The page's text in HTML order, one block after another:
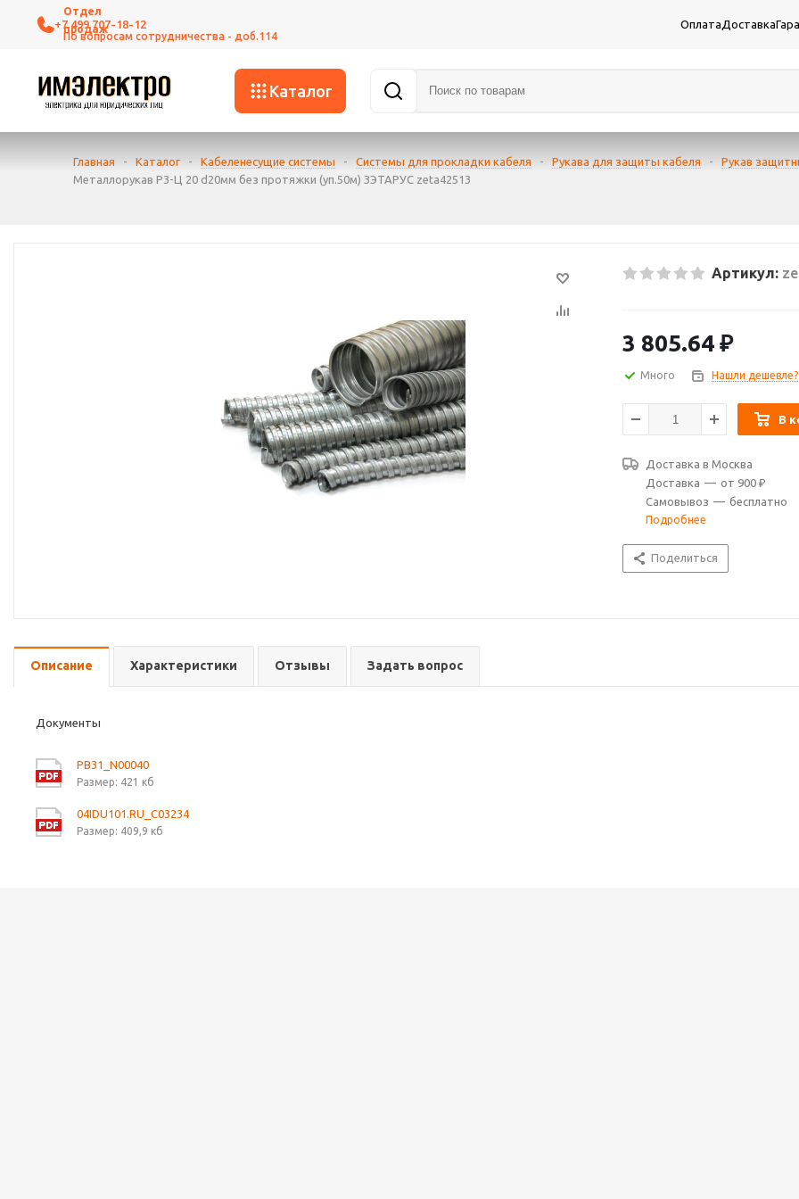
+7 499 707-18-12 ОплатаДоставка
Каталог
Главная - Каталог - Кабеленесущие системы - Системы для прокладки кабеля - Рукава для защиты кабеля - Рукав
Металлорукав Р3-Ц 20 d20мм без протяжки (уп.50м) ЗЭТАРУС zeta42513
Артикул:
3 805.64 ₽
Много Нашли дешевле?
В
Доставка в Москва
Доставка — от 900 ₽
Самовывоз — бесплатно
Подробнее
Поделиться
Описание Характеристики Отзывы Задать вопрос
Документы
PB31_N00040
Размер: 421 кб
04IDU101.RU_C03234
Размер: 409,9 кб